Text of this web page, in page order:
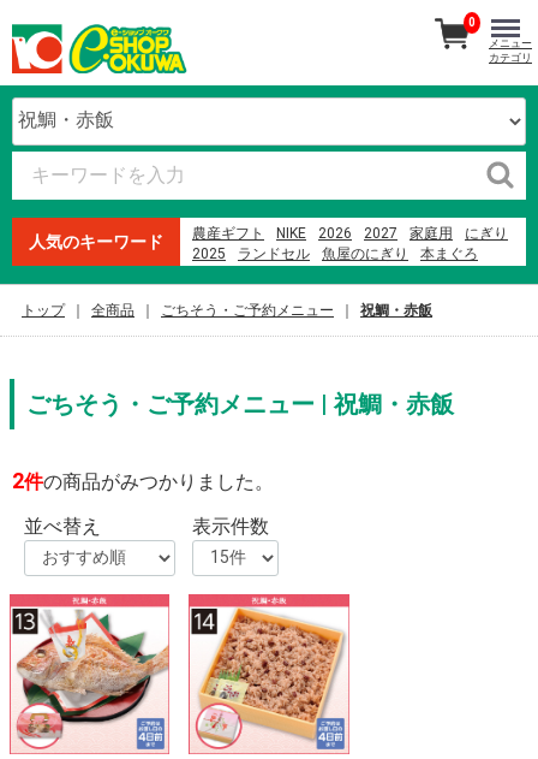
人気のキーワード 農産ギフト NIKE 2026 2027 家庭用
にぎり
2025
ランドセル 魚屋のにぎり
本まぐろ
オークワプレミアム
2023 お寿司
0
メニュー
カテゴリ
トップ 全商品 ごちそう・ご予約メニュー 祝鯛・赤飯
ごちそう・ご予約メニュー | 祝鯛・赤飯
2件の商品がみつかりました。
並べ替え
表示件数